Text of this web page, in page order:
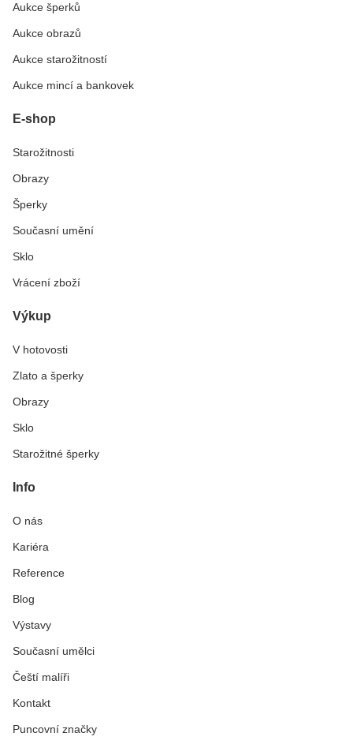
Aukce šperků
Aukce obrazů
Aukce starožitností
Aukce mincí a bankovek
E-shop
Starožitnosti
Obrazy
Šperky
Současní umění
Sklo
Vrácení zboží
Výkup
V hotovosti
Zlato a šperky
Obrazy
Sklo
Starožitné šperky
Info
O nás
Kariéra
Reference
Blog
Výstavy
Současní umělci
Čeští malíři
Kontakt
Puncovní značky